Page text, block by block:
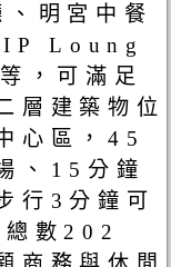
明宮中餐
Loung
，可滿足
層建築物位
心區，45
、15分鐘
行3分鐘可
數202